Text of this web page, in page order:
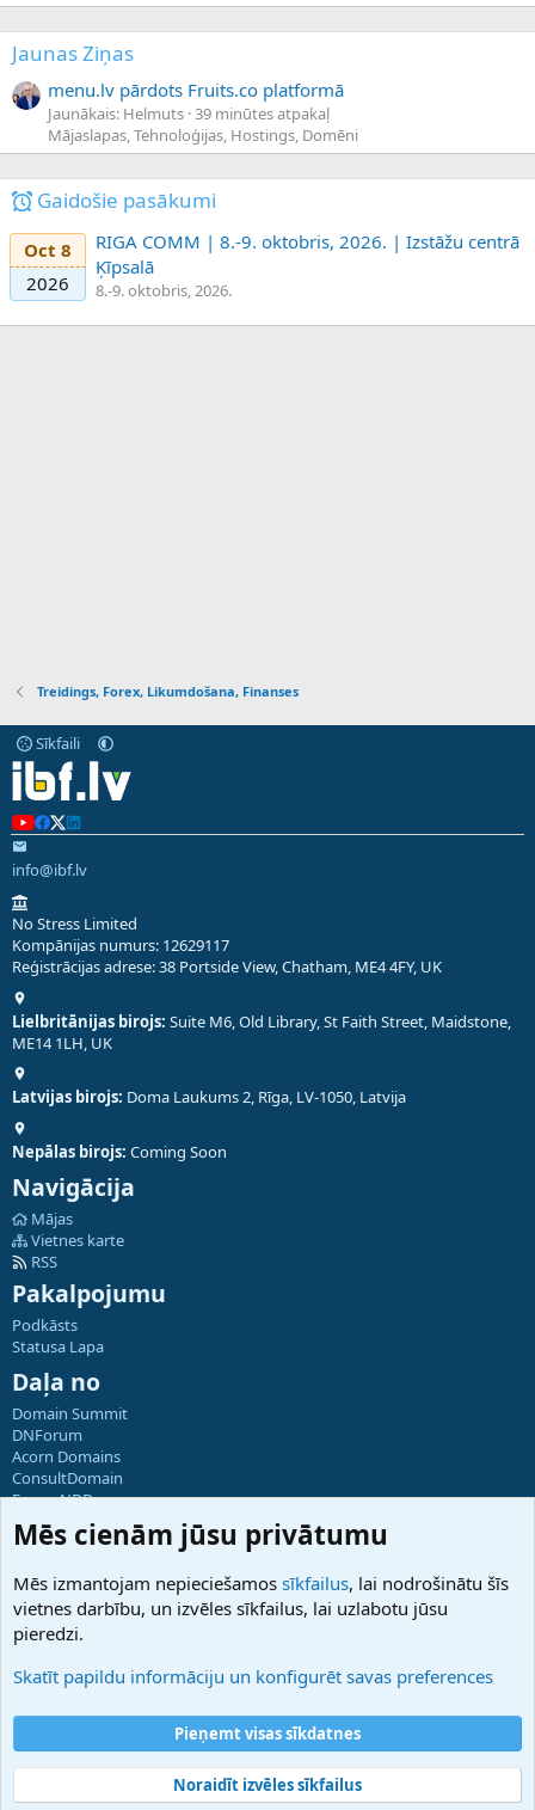
Jaunas Ziņas
menu.lv pārdots Fruits.co platformā
Jaunākais: Helmuts 39 minūtes atpakaļ
Mājaslapas, Tehnoloģijas, Hostings, Domēni
Gaidošie pasākumi
Oct 8
2026
RIGA COMM | 8.-9. oktobris, 2026. | Izstāžu centrā
Ķīpsalā
8.-9. oktobris, 2026.
Treidings, Forex, Likumdošana, Finanses
Sīkfaili
info@ibf.lv
No Stress Limited
Kompānijas numurs: 12629117
Reģistrācijas adrese: 38 Portside View, Chatham, ME4 4FY, UK
Lielbritānijas birojs: Suite M6, Old Library, St Faith Street, Maidstone,
ME14 1LH, UK
Latvijas birojs: Doma Laukums 2, Rīga, LV-1050, Latvija
Nepālas birojs: Coming Soon
Navigācija
Mājas
Vietnes karte
RSS
Pakalpojumu
Podkāsts
Statusa Lapa
Daļa no
Domain Summit
DNForum
Acorn Domains
ConsultDomain
ForumNDD
Domainforum.ro
27.be
Hostmaria
Atbalsts
Palīdzība
Noteikumi un nosacījumi
Privātuma politika
®
Mēs cienām jūsu privātumu
Mēs izmantojam nepieciešamos sīkfailus, lai nodrošinātu šīs
vietnes darbību, un izvēles sīkfailus, lai uzlabotu jūsu
pieredzi.
Skatīt papildu informāciju un konfigurēt savas preferences
Pieņemt visas sīkdatnes
Noraidīt izvēles sīkfailus